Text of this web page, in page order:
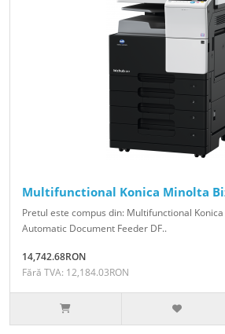
Multifunctional Konica Minolta
Pretul este compus din: Multifunctional
Automatic Document Feeder DF..
14,742.68RON
Fără TVA: 12,184.03RON